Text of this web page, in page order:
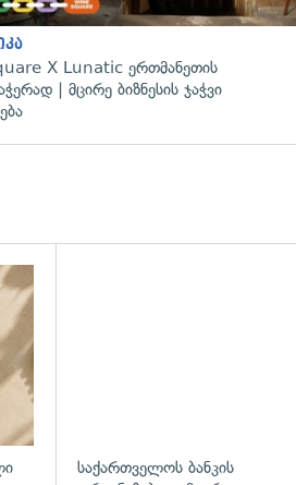
X Lunatic ერთმანეთის
| მცირე ბიზნესის ჯაჭვი
საქართველოს ბანკის